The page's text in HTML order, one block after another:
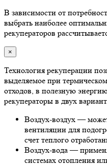
В зависимости от
выбрать наиболее
рекуператоров
×
Технология рекуперации
выделяемое при
отходов, в полезную
рекуператоры в двух
Воздух-воздух —
вентиляции для
счет теплого
Воздух-вода —
системах отопления